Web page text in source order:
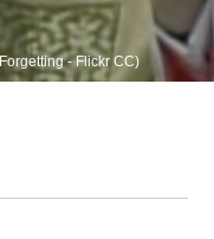
- Flickr CC)